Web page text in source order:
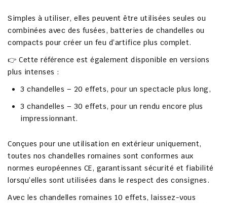
Simples à utiliser, elles peuvent être utilisées seules ou
combinées avec des fusées, batteries de chandelles ou
compacts pour créer un feu d’artifice plus complet.
👉 Cette référence est également disponible en versions
plus intenses :
3 chandelles – 20 effets, pour un spectacle plus long,
3 chandelles – 30 effets, pour un rendu encore plus
impressionnant.
Conçues pour une utilisation en extérieur uniquement,
toutes nos chandelles romaines sont conformes aux
normes européennes CE, garantissant sécurité et fiabilité
lorsqu’elles sont utilisées dans le respect des consignes.
Avec les chandelles romaines 10 effets, laissez-vous